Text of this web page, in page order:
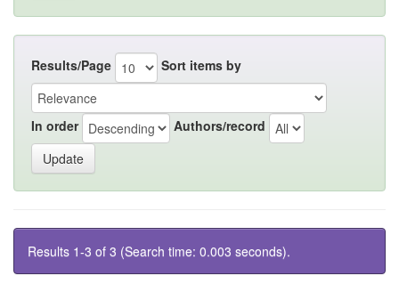
Results/Page Sort items by
In order Authors/record
Results 1-3 of 3 (Search time: 0.003 seconds).